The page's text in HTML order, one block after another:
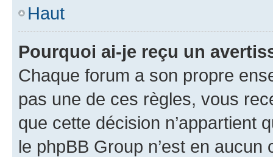
Haut
Pourquoi ai-je reçu un
Chaque forum a son propre
pas une de ces règles, vous
que cette décision n’appartient
le phpBB Group n’est en